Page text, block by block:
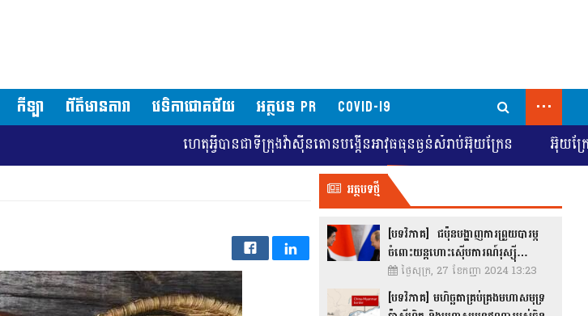
កីឡា ព័ត៌មានតារា វេទិកាជោគជ័យ អត្ថបទ PR COVID-19 ...
ហេតុអ្វីបានជាទីក្រុងវ៉ាស៊ីនតោនបង្កើនអាវុធធុនធ្ងន់សំរាប់អ៊ុយក្រែន អ៊ុយក្រែ
អត្ថបទថ្មី
[បទវិភាគ] ជប៉ុនបង្ហាញការព្រួយបារម្ភ
ចំពោះយន្តហោះស៊ើបការណ៍រុស្ស៊ី…
ថ្ងៃសុក្រ, 27 ខែកញ្ញា 2024 13:23
[បទវិភាគ] មហិច្ឆតាគ្រប់គ្រងមហាសមុទ្រ